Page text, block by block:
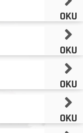
OKU
OKU
OKU
OKU